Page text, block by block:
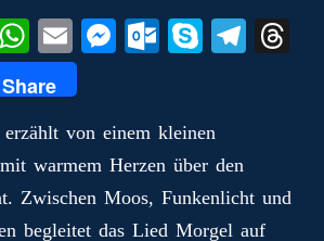
Pi
W
ha
ts
A
pp
E
m
ail
M
ng
er
O
ok
.c
o
S
Te
Share
von einem kleinen
warmem Herzen über den
Zwischen Moos, Funkenlicht und
begleitet das Lied Morgel auf